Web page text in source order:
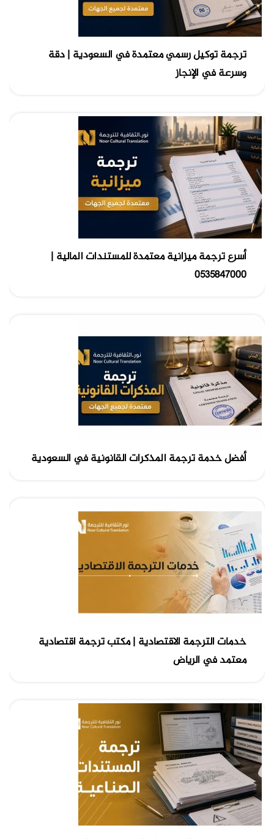
ترجمة توكيل رسمي معتمدة في السعودية | دقة
وسرعة في الإنجاز
أسرع ترجمة ميزانية معتمدة للمستندات المالية |
0535847000
أفضل خدمة ترجمة المذكرات القانونية في السعودية
خدمات الترجمة الاقتصادية | مكتب ترجمة اقتصادية
معتمد في الرياض